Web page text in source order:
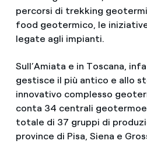
percorsi di trekking
food geotermico, le
legate agli impianti.
Sull’Amiata e in Toscana,
gestisce il più antico e allo
innovativo complesso
conta 34 centrali
totale di 37 gruppi di
province di Pisa, Siena e